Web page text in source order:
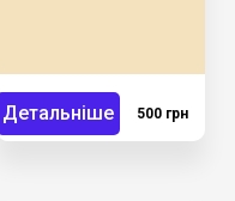
Детальніше 500 грн